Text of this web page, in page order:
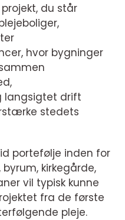
du står
hvor bygninger
langsigtet drift
stedets
portefølje inden for
kirkegårde,
vil typisk kunne
fra de første
pleje.